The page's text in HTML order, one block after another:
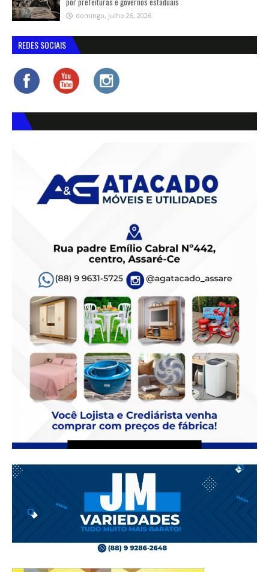
domingo, julho 26, 2026
REDES SOCIAIS